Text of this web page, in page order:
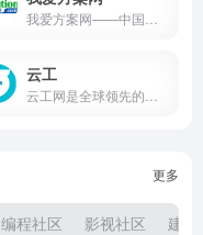
云工
编程社区 影视社区 建筑
更多